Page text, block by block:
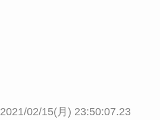
2021/02/15(月) 23:50:07.23